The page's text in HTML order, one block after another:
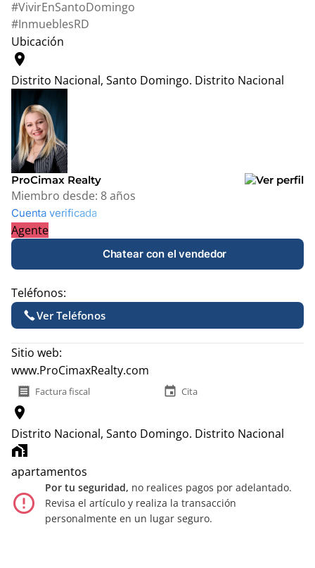
#VivirEnSantoDomingo
#InmueblesRD
Ubicación
location_on
Distrito Nacional, Santo Domingo. Distrito Nacional
+
−
Leaflet|© OpenStreetMap contributors
ProCimax Realty
Miembro desde: 8 años
Cuenta verificada
Agente
Chatear con el vendedor
Teléfonos:
Ver Teléfonos
Sitio web:
www.ProCimaxRealty.com
receipt Factura fiscal event Cita
location_on
Distrito Nacional, Santo Domingo. Distrito Nacional
home_work
apartamentos
error_outline
Por tu seguridad, no realices pagos por adelantado.
Revisa el artículo y realiza la transacción
personalmente en un lugar seguro.